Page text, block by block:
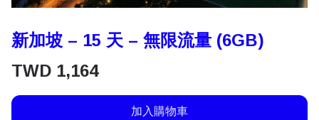
新加坡 – 15 天 – 無限流量 (6GB)
TWD 1,164
加入購物車